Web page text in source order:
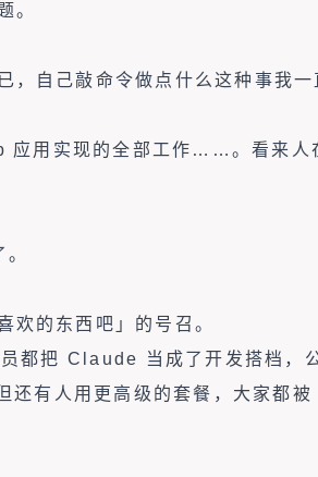
。
，自己敲命令做点什么这种事我一
应用实现的全部工作……。看来人
欢的东西吧」的号召。
都把 Claude 当成了开发搭档，
还有人用更高级的套餐，大家都